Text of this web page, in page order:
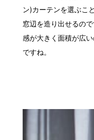
ン)カーテンを選ぶこ
窓辺を造り出せるの
感が大きく面積が広
ですね。